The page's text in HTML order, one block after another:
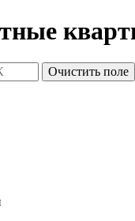
Очистить поле